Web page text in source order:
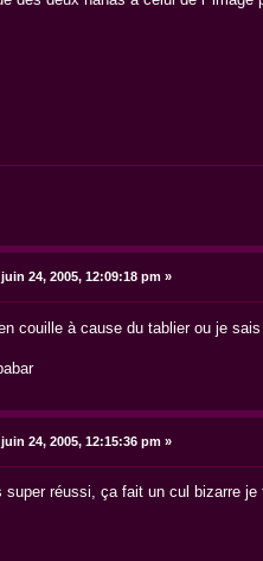
juin 24, 2005, 12:09:18 pm »
couille à cause du tablier ou je
juin 24, 2005, 12:15:36 pm »
réussi, ça fait un cul bizarre je